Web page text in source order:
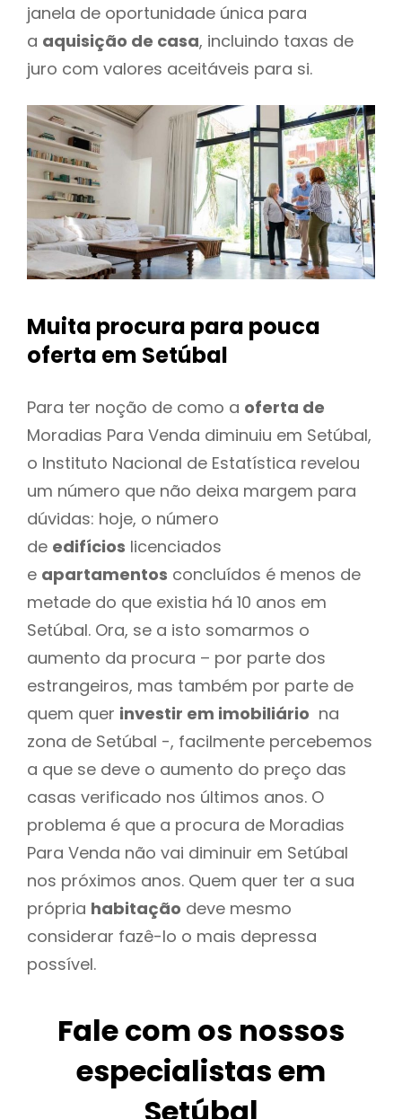
janela de oportunidade única para
a aquisição de casa, incluindo taxas de
juro com valores aceitáveis para si.
Muita procura para pouca
oferta em Setúbal
Para ter noção de como a oferta de
Moradias Para Venda diminuiu em Setúbal,
o Instituto Nacional de Estatística revelou
um número que não deixa margem para
dúvidas: hoje, o número
de edifícios licenciados
e apartamentos concluídos é menos de
metade do que existia há 10 anos em
Setúbal. Ora, se a isto somarmos o
aumento da procura – por parte dos
estrangeiros, mas também por parte de
quem quer investir em imobiliário na
zona de Setúbal -, facilmente percebemos
a que se deve o aumento do preço das
casas verificado nos últimos anos. O
problema é que a procura de Moradias
Para Venda não vai diminuir em Setúbal
nos próximos anos. Quem quer ter a sua
própria habitação deve mesmo
considerar fazê-lo o mais depressa
possível.
Fale com os nossos
especialistas em